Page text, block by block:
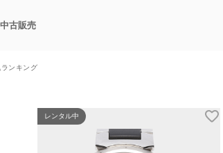
品
ポイントQ&A
中古販売
中古販売商品
ンキング
レンタル中